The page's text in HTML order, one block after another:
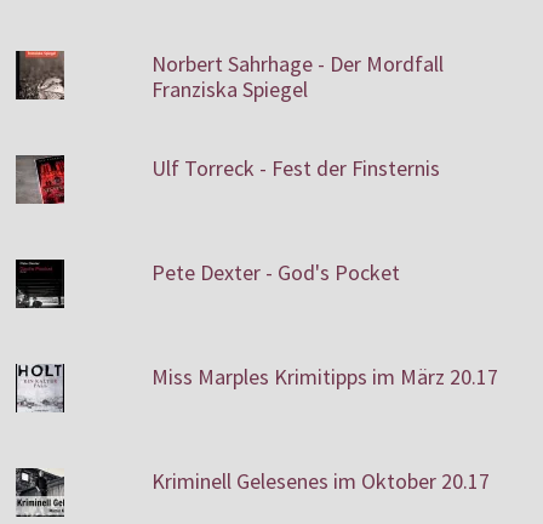
Norbert Sahrhage - Der Mordfall
Franziska Spiegel
Ulf Torreck - Fest der Finsternis
Pete Dexter - God's Pocket
Miss Marples Krimitipps im März 20.17
Kriminell Gelesenes im Oktober 20.17